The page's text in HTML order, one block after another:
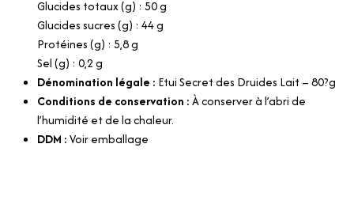
Glucides totaux (g) : 50 g
Glucides sucres (g) : 44 g
Protéines (g) : 5,8 g
Sel (g) : 0,2 g
Dénomination légale : Etui Secret des Druides Lait – 80?g
Conditions de conservation :À conserver à l’abri de
l’humidité et de la chaleur.
DDM :Voir emballage